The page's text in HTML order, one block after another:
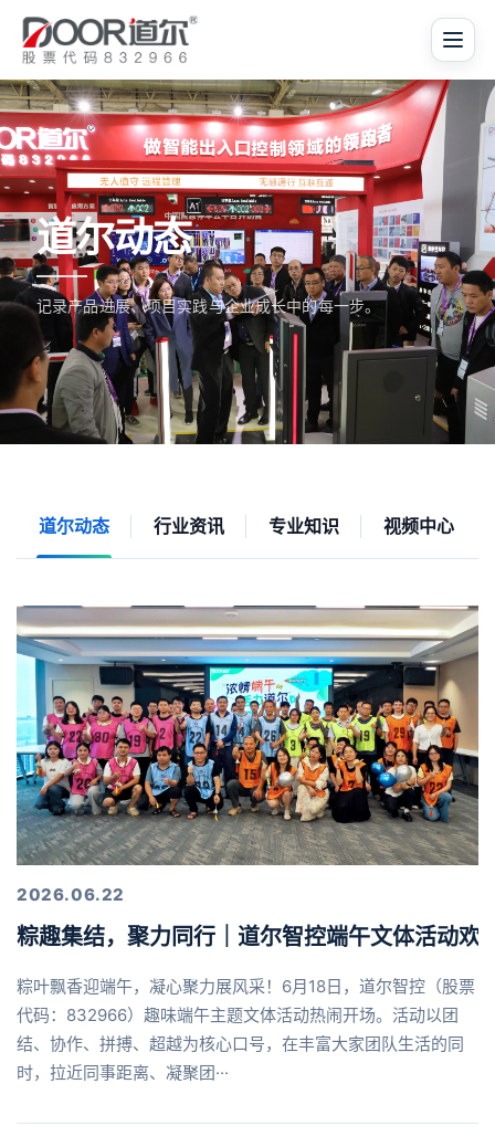
道尔动态
记录产品进展、项目实践与企业成长中的每一步。
道尔动态 行业资讯 专业知识 视频中心
2026.06.22
粽趣集结，聚力同行｜道尔智控端午文体活动欢
粽叶飘香迎端午，凝心聚力展风采！6月18日，道尔智控（股票
代码：832966）趣味端午主题文体活动热闹开场。活动以团
结、协作、拼搏、超越为核心口号，在丰富大家团队生活的同
时，拉近同事距离、凝聚团···